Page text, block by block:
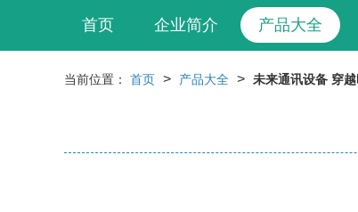
首页 企业简介 产品大全
当前位置： 首页 > 产品大全 > 未来通讯设备 穿